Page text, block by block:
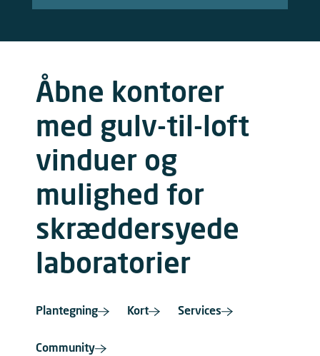
Åbne kontorer
med gulv-til-loft
vinduer og
mulighed for
skræddersyede
laboratorier
Plantegning Kort Services
Community